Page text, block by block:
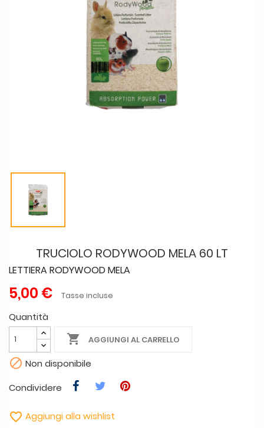
TRUCIOLO RODYWOOD MELA 60 LT
LETTIERA RODYWOOD MELA
5,00 € Tasse incluse
Quantità
 AGGIUNGI AL CARRELLO
 Non disponibile
Condividere
 Aggiungi alla wishlist